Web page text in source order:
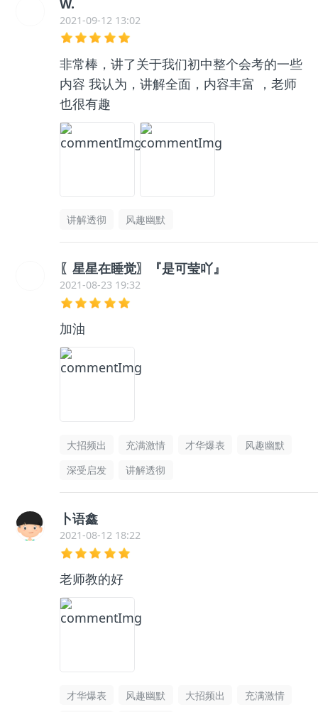
2021-09-12 13:02
非常棒，讲了关于我们初中整个会考的一些
内容 我认为，讲解全面，内容丰富 ，老师
也很有趣
讲解透彻 风趣幽默
〖星星在睡觉〗『是可莹吖』
2021-08-23 19:32
加油
大招频出 充满激情 才华爆表
风趣幽默
深受启发
讲解透彻
卜语鑫
2021-08-12 18:22
老师教的好
才华爆表 风趣幽默 大招频出
充满激情